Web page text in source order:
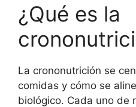
¿Qué es la
La crononutrición se
comidas y cómo se
biológico. Cada uno de